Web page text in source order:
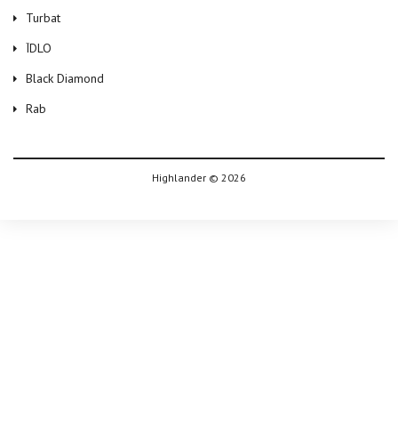
Turbat
ЇDLO
Black Diamond
Rab
Highlander © 2026